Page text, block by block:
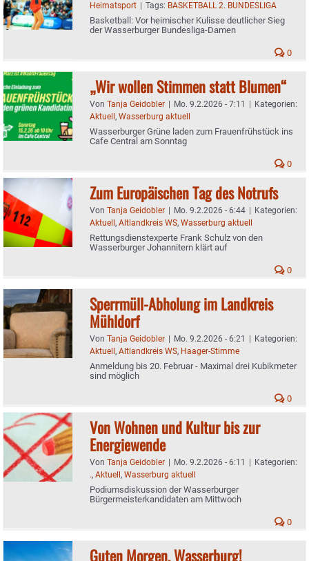
Heimatsport | Tags: BASKETBALL 2. BUNDESLIGA
Basketball: Vor heimischer Kulisse deutlicher Sieg
der Wasserburger Bundesliga-Damen
0
„Wir wollen Stimmen statt Blumen“
Von Tanja Geidobler | Mo. 9.2.2026 - 7:11 | Kategorien:
Aktuell, Wasserburg aktuell
Wasserburger Grüne laden zum Frauenfrühstück ins
Cafe Central am Sonntag
0
Zum Europäischen Tag des Notrufs
Von Tanja Geidobler | Mo. 9.2.2026 - 6:44 | Kategorien:
Aktuell, Altlandkreis WS, Wasserburg aktuell
Rettungsdienstexperte Frank Schulz von den
Wasserburger Johannitern klärt auf
0
Sperrmüll-Abholung im Landkreis
Mühldorf
Von Tanja Geidobler | Mo. 9.2.2026 - 6:21 | Kategorien:
Aktuell, Altlandkreis WS, Haager-Stimme
Anmeldung bis 20. Februar - Maximal drei Kubikmeter
sind möglich
0
Von Wohnen und Kultur bis zur
Energiewende
Von Tanja Geidobler | Mo. 9.2.2026 - 6:11 | Kategorien:
., Aktuell, Wasserburg aktuell
Podiumsdiskussion der Wasserburger
Bürgermeisterkandidaten am Mittwoch
0
Guten Morgen, Wasserburg!